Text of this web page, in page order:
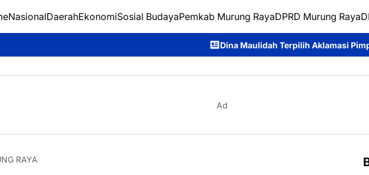
NasionalDaerahEkonomiSosial BudayaPemkab Murung RayaDPRD Murung Raya
Dina Maulidah Terpilih Aklamasi Pimpin Perempuan Bangsa
Ad
RAYA